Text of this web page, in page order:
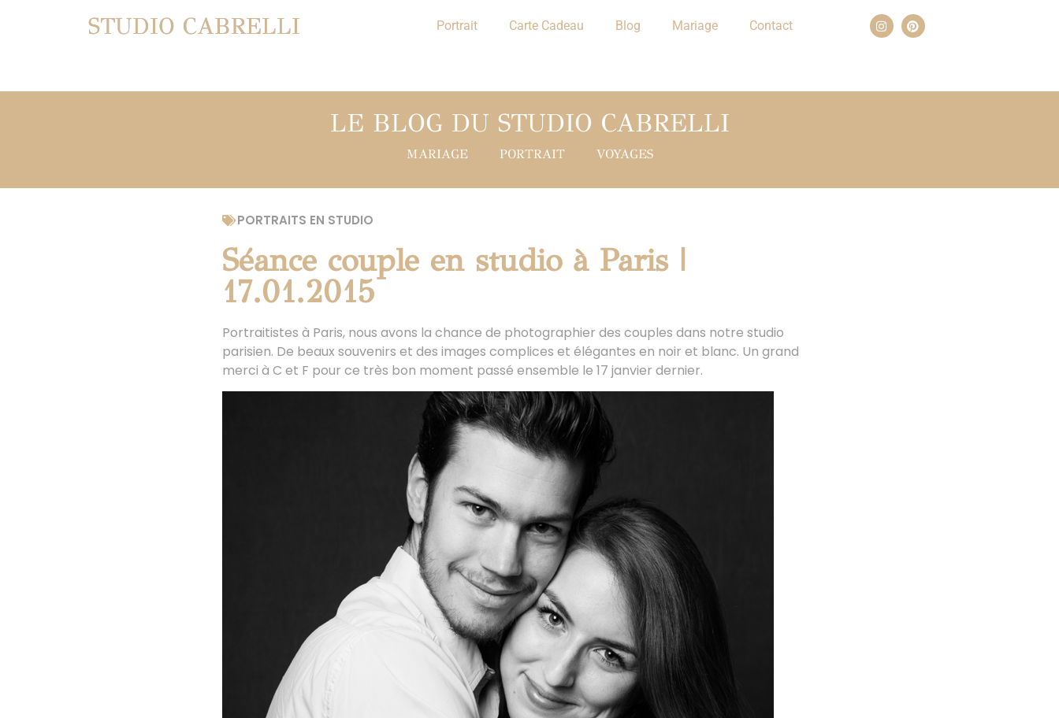
STUDIO CABRELLI Portrait Carte Cadeau Blog Mariage Contact
LE BLOG DU STUDIO CABRELLI
MARIAGE PORTRAIT VOYAGES
PORTRAITS EN STUDIO
Séance couple en studio à Paris |
17.01.2015
Portraitistes à Paris, nous avons la chance de photographier des couples dans notre studio
parisien. De beaux souvenirs et des images complices et élégantes en noir et blanc. Un grand
merci à C et F pour ce très bon moment passé ensemble le 17 janvier dernier.